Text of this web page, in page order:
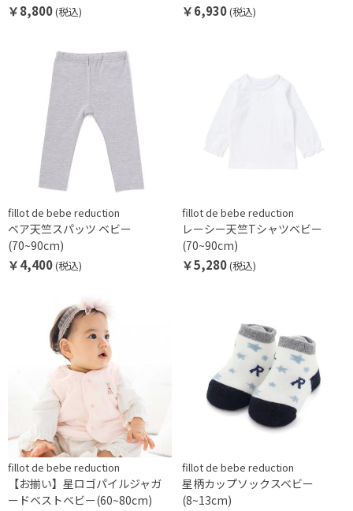
￥8,800(税込) ￥6,930(税込)
fillot de bebe reduction
ベア天竺スパッツ ベビー
(70~90cm)
￥4,400(税込)
fillot de bebe reduction
レーシー天竺Tシャツベビー
(70~90cm)
￥5,280(税込)
fillot de bebe reduction
【お揃い】星ロゴパイルジャガ
ードベストベビー(60~80cm)
fillot de bebe reduction
星柄カップソックスベビー
(8~13cm)